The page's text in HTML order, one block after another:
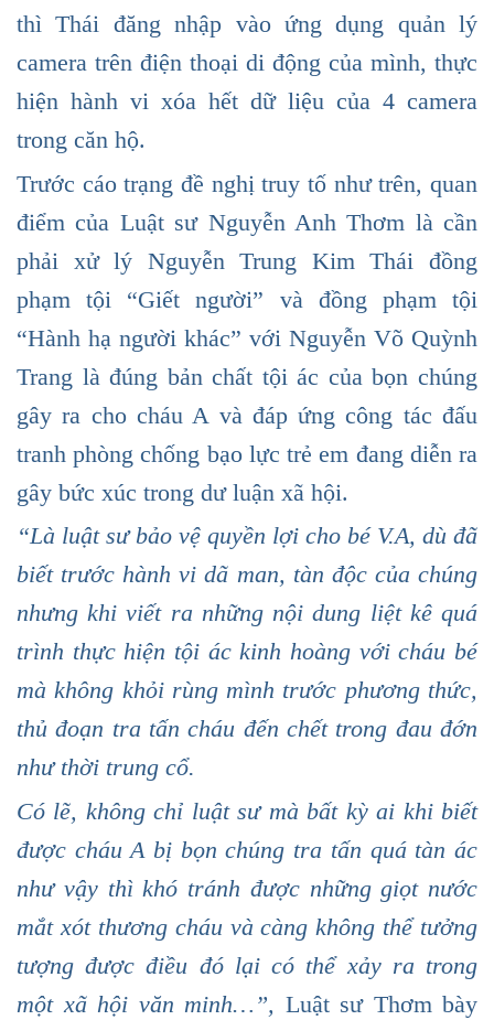
thì Thái đăng nhập vào ứng dụng quản lý
camera trên điện thoại di động của mình, thực
hiện hành vi xóa hết dữ liệu của 4 camera
trong căn hộ.
Trước cáo trạng đề nghị truy tố như trên, quan
điểm của Luật sư Nguyễn Anh Thơm là cần
phải xử lý Nguyễn Trung Kim Thái đồng
phạm tội “Giết người” và đồng phạm tội
“Hành hạ người khác” với Nguyễn Võ Quỳnh
Trang là đúng bản chất tội ác của bọn chúng
gây ra cho cháu A và đáp ứng công tác đấu
tranh phòng chống bạo lực trẻ em đang diễn ra
gây bức xúc trong dư luận xã hội.
“Là luật sư bảo vệ quyền lợi cho bé V.A, dù đã
biết trước hành vi dã man, tàn độc của chúng
nhưng khi viết ra những nội dung liệt kê quá
trình thực hiện tội ác kinh hoàng với cháu bé
mà không khỏi rùng mình trước phương thức,
thủ đoạn tra tấn cháu đến chết trong đau đớn
như thời trung cổ.
Có lẽ, không chỉ luật sư mà bất kỳ ai khi biết
được cháu A bị bọn chúng tra tấn quá tàn ác
như vậy thì khó tránh được những giọt nước
mắt xót thương cháu và càng không thể tưởng
tượng được điều đó lại có thể xảy ra trong
một xã hội văn minh…”, Luật sư Thơm bày